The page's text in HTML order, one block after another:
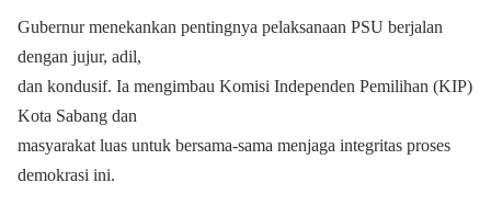
Gubernur menekankan pentingnya pelaksanaan PSU berjalan
dengan jujur, adil,
dan kondusif. Ia mengimbau Komisi Independen Pemilihan (KIP)
Kota Sabang dan
masyarakat luas untuk bersama-sama menjaga integritas proses
demokrasi ini.